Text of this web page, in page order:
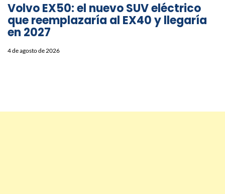
Volvo EX50: el nuevo SUV eléctrico
que reemplazaría al EX40 y llegaría
en 2027
4 de agosto de 2026